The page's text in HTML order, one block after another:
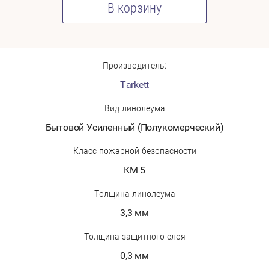
В корзину
Производитель:
Tarkett
Вид линолеума
Бытовой Усиленный (Полукомерческий)
Класс пожарной безопасности
КМ 5
Толщина линолеума
3,3 мм
Толщина защитного слоя
0,3 мм